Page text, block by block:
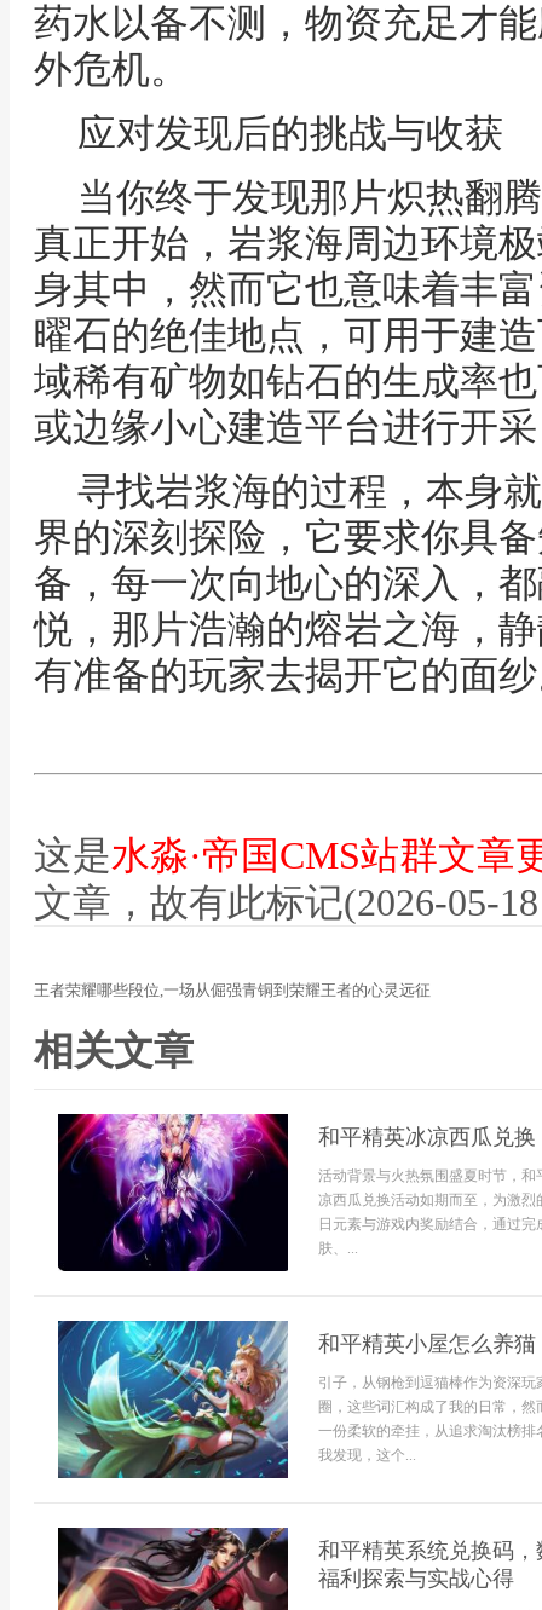
药水以备不测，物资充足才
外危机。
应对发现后的挑战与收获
当你终于发现那片炽热翻
真正开始，岩浆海周边环境
身其中，然而它也意味着丰
曜石的绝佳地点，可用于建
域稀有矿物如钻石的生成率
或边缘小心建造平台进行开
寻找岩浆海的过程，本身
界的深刻探险，它要求你具
备，每一次向地心的深入，
悦，那片浩瀚的熔岩之海，
有准备的玩家去揭开它的面
这是水淼·帝国CMS站群文章
文章，故有此标记(2026-05-
王者荣耀哪些段位,一场从倔强青铜到荣耀王者的心灵远征
相关文章
和平精英冰凉西瓜兑
活动背景与火热氛围盛夏时节，
凉西瓜兑换活动如期而至，为激
日元素与游戏内奖励结合，通过
肤、...
和平精英小屋怎么养
引子，从钢枪到逗猫棒作为资深
圈，这些词汇构成了我的日常，
一份柔软的牵挂，从追求淘汰榜
我发现，这个...
和平精英系统兑换码
福利探索与实战心得